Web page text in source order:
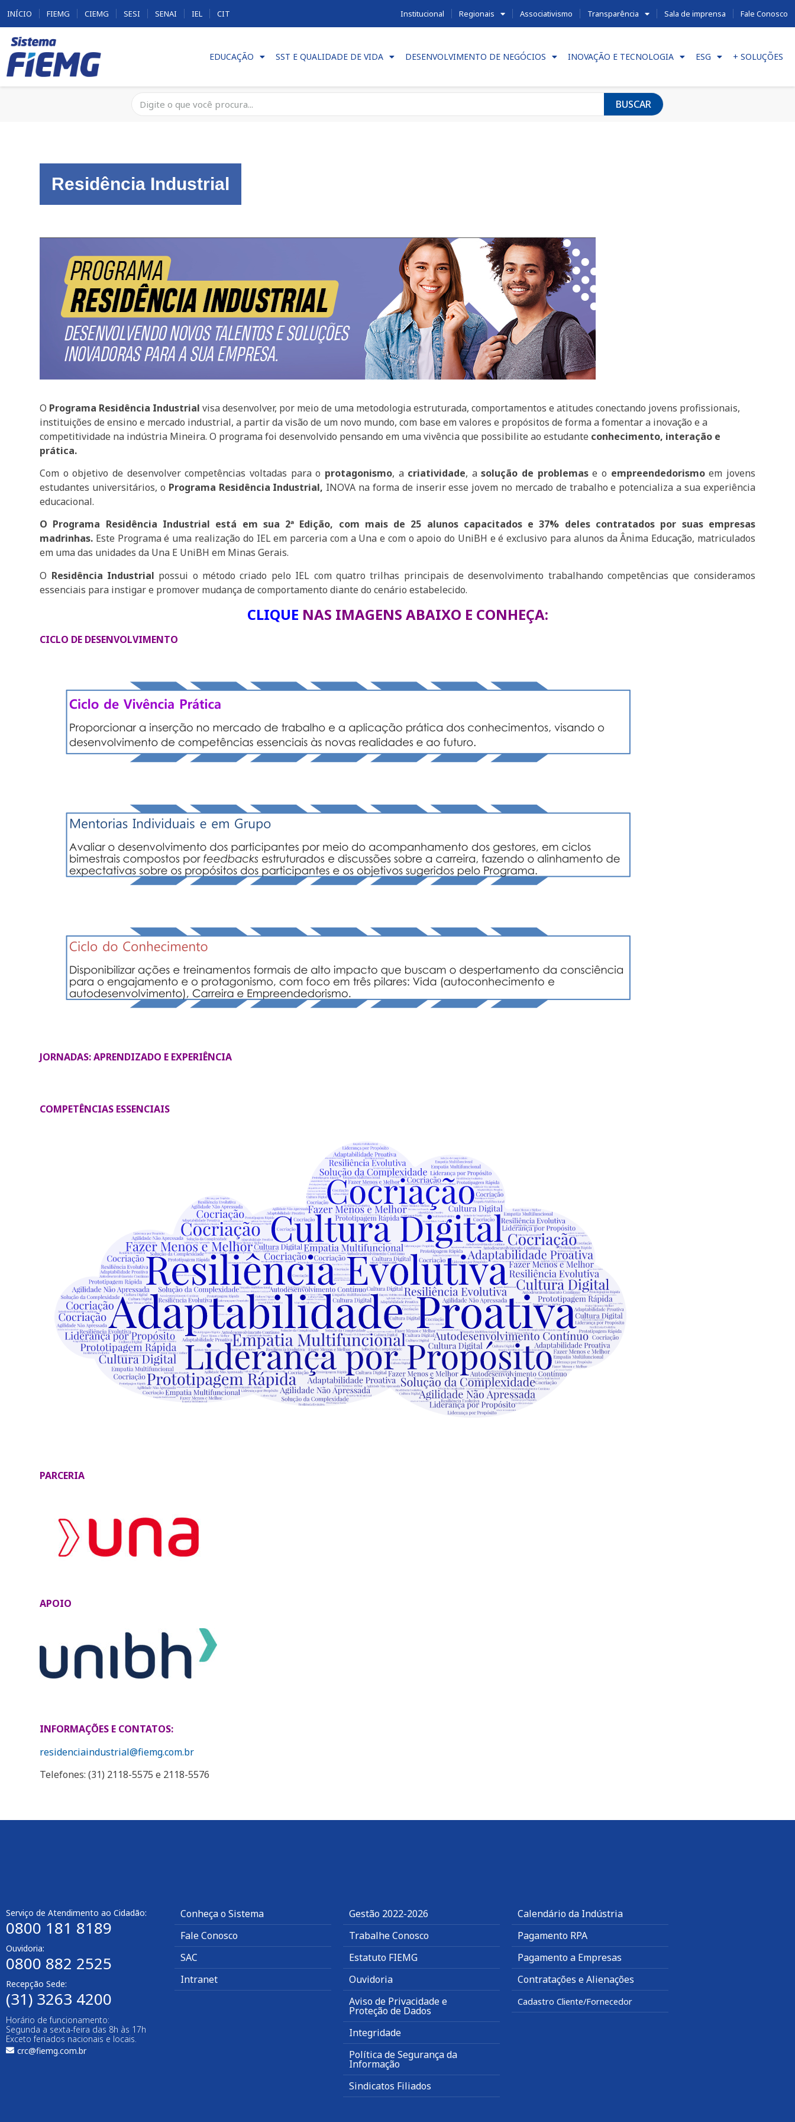
INÍCIO FIEMG CIEMG SESI SENAI IEL CIT Institucional Regionais Associativismo Transparência Sala de imprensa Fale Conosco
EDUCAÇÃO SST E QUALIDADE DE VIDA DESENVOLVIMENTO DE NEGÓCIOS INOVAÇÃO E TECNOLOGIA ESG + SOLUÇÕES
BUSCAR
Residência Industrial
O Programa Residência Industrial visa desenvolver, por meio de uma metodologia estruturada, comportamentos e atitudes conectando jovens profissionais,
instituições de ensino e mercado industrial, a partir da visão de um novo mundo, com base em valores e propósitos de forma a fomentar a inovação e a
competitividade na indústria Mineira. O programa foi desenvolvido pensando em uma vivência que possibilite ao estudante conhecimento, interação e
prática.
Com o objetivo de desenvolver competências voltadas para o protagonismo, a criatividade, asolução de problemase o empreendedorismoem jovens
estudantes universitários, o Programa Residência Industrial, INOVA na forma de inserir esse jovem no mercado de trabalho e potencializa a sua experiência
educacional.
O Programa Residência Industrial está em sua 2ª Edição, com mais de 25 alunos capacitados e 37% deles contratados por suas empresas
madrinhas. Este Programa é uma realização do IEL em parceria com a Una e com o apoio do UniBH e é exclusivo para alunos da Ânima Educação, matriculados
em uma das unidades da Una E UniBH em Minas Gerais.
O Residência Industrial possui o método criado pelo IEL com quatro trilhas principais de desenvolvimento trabalhando competências que consideramos
essenciais para instigar e promover mudança de comportamento diante do cenário estabelecido.
CLIQUE NAS IMAGENS ABAIXO E CONHEÇA:
CICLO DE DESENVOLVIMENTO
JORNADAS: APRENDIZADO E EXPERIÊNCIA
COMPETÊNCIAS ESSENCIAIS
PARCERIA
APOIO
INFORMAÇÕES E CONTATOS:
residenciaindustrial@fiemg.com.br
Telefones: (31) 2118-5575 e 2118-5576
Serviço de Atendimento ao Cidadão:
0800 181 8189
Ouvidoria:
0800 882 2525​
Recepção Sede:
(31) 3263 4200
Horário de funcionamento:
Segunda a sexta-feira das 8h às 17h
Exceto feriados nacionais e locais.
crc@fiemg.com.br
Conheça o Sistema
Fale Conosco
SAC
Intranet
Gestão 2022-2026
Trabalhe Conosco
Estatuto FIEMG
Ouvidoria
Aviso de Privacidade e
Proteção de Dados
Integridade
Política de Segurança da
Informação
Sindicatos Filiados
Calendário da Indústria
Pagamento RPA
Pagamento a Empresas
Contratações e Alienações
Cadastro Cliente/Fornecedor